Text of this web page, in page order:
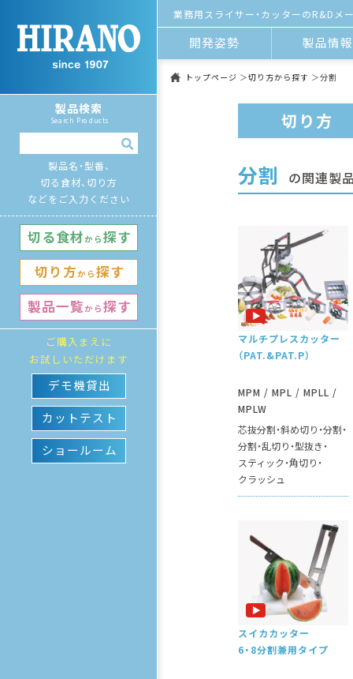
製品検索
Search Products
製品名・型番、
切る食材、切り方
などをご入力ください
切る⾷材から 探す
切り⽅から探す
製品⼀覧から 探す
ご購⼊まえに
お試しいただけます
デモ機貸出
カットテスト
ショールーム
業務用スライサー・カッターのR&Dメ
開発姿勢 製品情報
トップページ 切り方から探す 分割
切り方
分割 の関連製品
マルチプレスカッター
（PAT.&PAT.P）
MPM / MPL / MPLL /
MPLW
芯抜分割 斜め切り 分割
分割 乱切り 型抜き
スティック 角切り
クラッシュ
スイカカッター
6・8分割兼用タイプ